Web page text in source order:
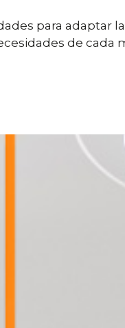
para adaptar
de cada